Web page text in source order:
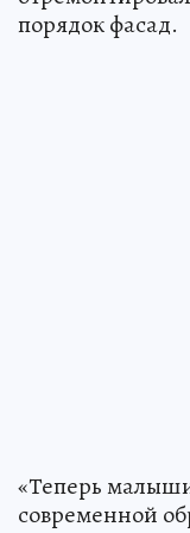
порядок фасад.
«Теперь малыши
современной